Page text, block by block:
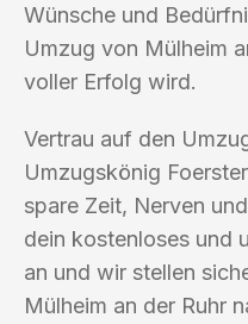
Wünsche und
Umzug von Mülheim
voller Erfolg wird.
Vertrau auf den
Umzugskönig
spare Zeit, Nerven
dein kostenloses und
an und wir stellen
Mülheim an der Ruhr